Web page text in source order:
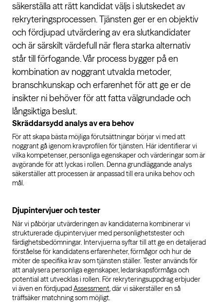
säkerställa att rätt kandidat väljs i slutskedet av
rekryteringsprocessen. Tjänsten ger er en objektiv
och fördjupad utvärdering av era slutkandidater
och är särskilt värdefull när flera starka alternativ
står till förfogande. Vår process bygger på en
kombination av noggrant utvalda metoder,
branschkunskap och erfarenhet för att ge er de
insikter ni behöver för att fatta välgrundade och
långsiktiga beslut.
Skräddarsydd analys av era behov
För att skapa bästa möjliga förutsättningar börjar vi med att
noggrant gå igenom kravprofilen för tjänsten. Här identifierar vi
vilka kompetenser, personliga egenskaper och värderingar som är
avgörande för att lyckas i rollen. Denna grundläggande analys
säkerställer att processen är anpassad till era unika behov och
mål.
Djupintervjuer och tester
När vi påbörjar utvärderingen av kandidaterna kombinerar vi
strukturerade djupintervjuer med personlighetstester och
färdighetsbedömningar. Intervjuerna syftar till att ge en detaljerad
förståelse för kandidatens erfarenheter, förmågor och hur de
möter de specifika krav som tjänsten ställer. Tester används för
att analysera personliga egenskaper, ledarskapsförmåga och
potential att utvecklas i rollen. För rekryteringsuppdrag erbjuder
vi även en fördjupadAssessment, där vi säkerställer en så
träffsäker matchning som möjligt.